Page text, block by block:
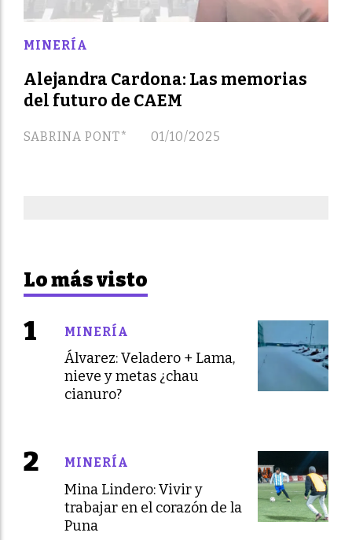
Alejandra Cardona: Las memorias
del futuro de CAEM
SABRINA PONT*
MINERÍA
01/10/2025
Lo más visto
Álvarez: Veladero + Lama,
nieve y metas ¿chau
cianuro?
MINERÍA
Mina Lindero: Vivir y
trabajar en el corazón de la
Puna
MINERÍA